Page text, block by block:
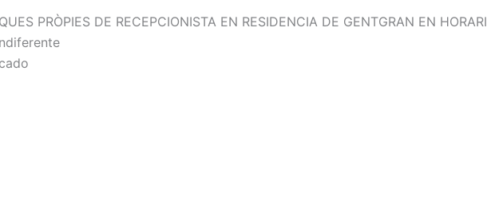
PRÒPIES DE RECEPCIONISTA EN RESIDENCIA DE GENTGRAN EN